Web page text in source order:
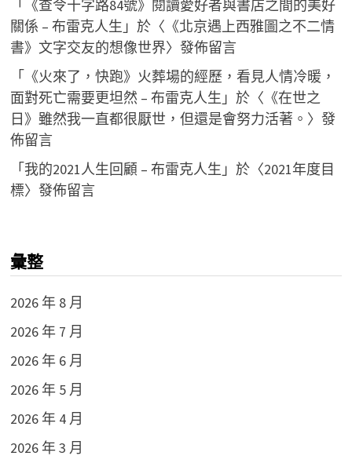
「
《查令十字路84號》閱讀愛好者與書店之間的美好
關係 – 布雷克人生 」於〈 《北京遇上西雅圖之不二情
書》文字交友的想像世界〉發佈留言
「 《火來了，快跑》火葬場的經歷，看見人情冷暖，
面對死亡需要更坦然 – 布雷克人生 」於〈 《在世之
日》雖然我一直都很厭世，但還是會努力活著。 〉發
佈留言
「我的2021人生回顧 – 布雷克人生 」於〈2021年度目
標〉發佈留言
彙整
2026 年 8 月
2026 年 7 月
2026 年 6 月
2026 年 5 月
2026 年 4 月
2026 年 3 月